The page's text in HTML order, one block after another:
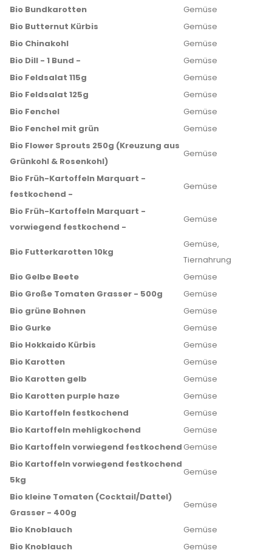
Bio Bundkarotten
Gemüse
Bio Butternut Kürbis
Gemüse
Bio Chinakohl
Gemüse
Bio Dill - 1 Bund -
Gemüse
Bio Feldsalat 115g
Gemüse
Bio Feldsalat 125g
Gemüse
Bio Fenchel
Gemüse
Bio Fenchel mit grün
Gemüse
Bio Flower Sprouts 250g (Kreuzung aus
Grünkohl & Rosenkohl)
Gemüse
Bio Früh-Kartoffeln Marquart -
festkochend -
Gemüse
Bio Früh-Kartoffeln Marquart -
vorwiegend festkochend -
Gemüse
Bio Futterkarotten 10kg
Gemüse,
Tiernahrung
Bio Gelbe Beete
Gemüse
Bio Große Tomaten Grasser - 500g
Gemüse
Bio grüne Bohnen
Gemüse
Bio Gurke
Gemüse
Bio Hokkaido Kürbis
Gemüse
Bio Karotten
Gemüse
Bio Karotten gelb
Gemüse
Bio Karotten purple haze
Gemüse
Bio Kartoffeln festkochend
Gemüse
Bio Kartoffeln mehligkochend
Gemüse
Bio Kartoffeln vorwiegend festkochend Gemüse
Bio Kartoffeln vorwiegend festkochend
5kg
Gemüse
Bio kleine Tomaten (Cocktail/Dattel)
Grasser - 400g
Gemüse
Bio Knoblauch
Gemüse
Bio Knoblauch
Gemüse